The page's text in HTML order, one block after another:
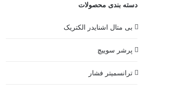
دسته بندی محصولات
بی متال اشنایدر الکتریک
پرشر سوییچ
ترانسمیتر فشار